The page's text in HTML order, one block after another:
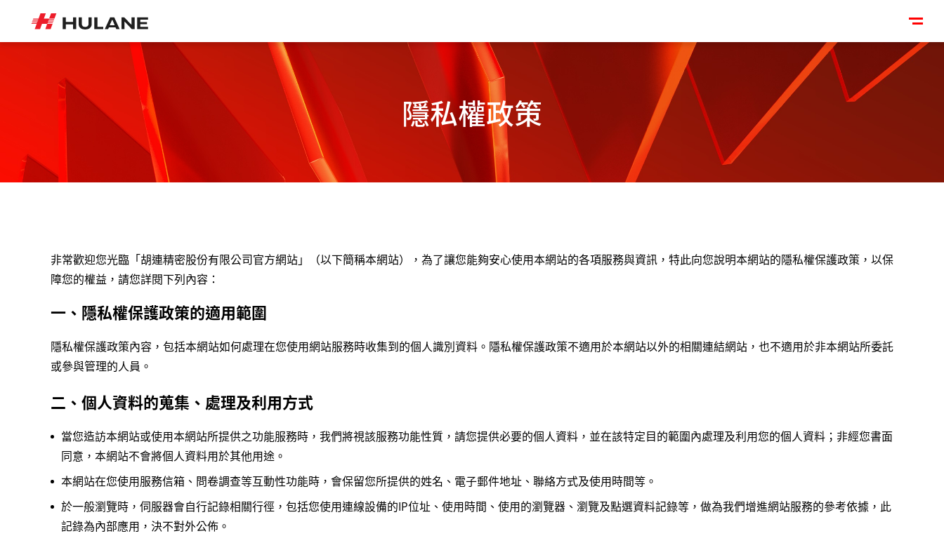
隱私權政策
非常歡迎您光臨「胡連精密股份有限公司官方網站」（以下簡稱本網站），為了讓您能夠安心使用本網站的各項服務與資訊，特此向您說明本網站的隱私權保護政策，以保
障您的權益，請您詳閱下列內容：
一、隱私權保護政策的適用範圍
隱私權保護政策內容，包括本網站如何處理在您使用網站服務時收集到的個人識別資料。隱私權保護政策不適用於本網站以外的相關連結網站，也不適用於非本網站所委託
或參與管理的人員。
二、個人資料的蒐集、處理及利用方式
當您造訪本網站或使用本網站所提供之功能服務時，我們將視該服務功能性質，請您提供必要的個人資料，並在該特定目的範圍內處理及利用您的個人資料；非經您書面
同意，本網站不會將個人資料用於其他用途。
本網站在您使用服務信箱、問卷調查等互動性功能時，會保留您所提供的姓名、電子郵件地址、聯絡方式及使用時間等。
於一般瀏覽時，伺服器會自行記錄相關行徑，包括您使用連線設備的IP位址、使用時間、使用的瀏覽器、瀏覽及點選資料記錄等，做為我們增進網站服務的參考依據，此
記錄為內部應用，決不對外公佈。